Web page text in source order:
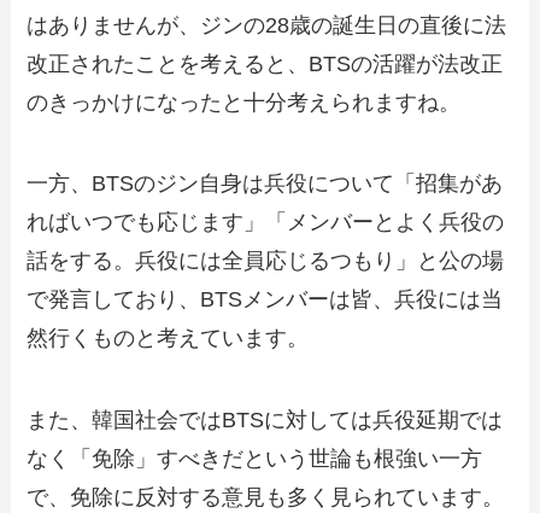
はありませんが、ジンの28歳の誕生日の直後に法
改正されたことを考えると、BTSの活躍が法改正
のきっかけになったと十分考えられますね。
一方、BTSのジン自身は兵役について「招集があ
ればいつでも応じます」「メンバーとよく兵役の
話をする。兵役には全員応じるつもり」と公の場
で発言しており、BTSメンバーは皆、兵役には当
然行くものと考えています。
また、韓国社会ではBTSに対しては兵役延期では
なく「免除」すべきだという世論も根強い一方
で、免除に反対する意見も多く見られています。